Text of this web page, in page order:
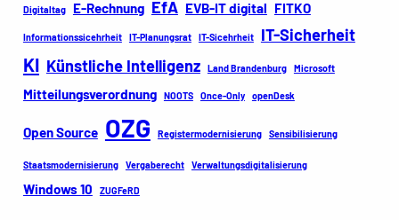
Digitaltag E-Rechnung EfA EVB-IT digital FITKO
Informationssicehrheit IT-Planungsrat IT-Sicehrheit IT-Sicherheit
KI Künstliche Intelligenz Land Brandenburg Microsoft
Mitteilungsverordnung NOOTS Once-Only openDesk
Open Source OZG Registermodernisierung Sensibilisierung
Staatsmodernisierung Vergaberecht Verwaltungsdigitalisierung
Windows 10 ZUGFeRD